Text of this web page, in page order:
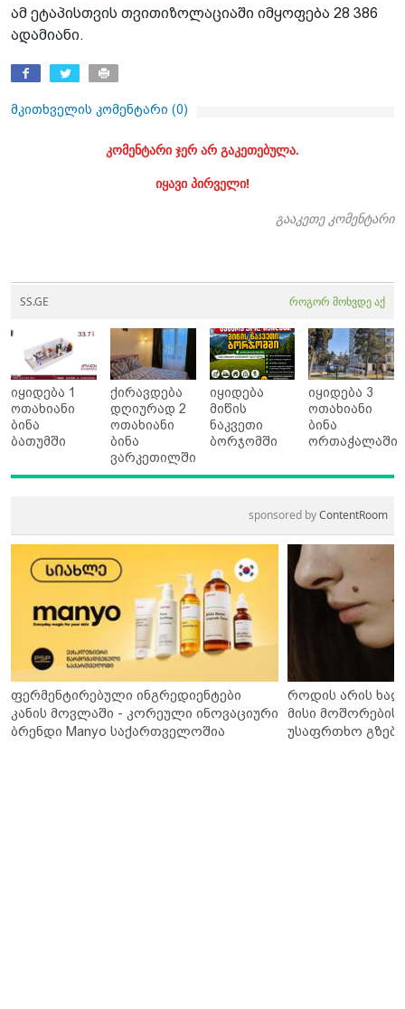
ამ ეტაპისთვის თვითიზოლაციაში იმყოფება 28 386
ადამიანი.
მკითხველის კომენტარი (0)
კომენტარი ჯერ არ გაკეთებულა.
იყავი პირველი!
გააკეთე კომენტარი
SS.GE როგორ მოხვდე აქ
იყიდება 1
ოთახიანი
ბინა
ბათუმში
ქირავდება
დღიურად 2
ოთახიანი
ბინა
ვარკეთილში
იყიდება
მიწის
ნაკვეთი
ბორჯომში
იყიდება 3
ოთახიანი
ბინა
ორთაჭალაში
sponsored byContentRoom
ფერმენტირებული ინგრედიენტები
კანის მოვლაში - კორეული ინოვაციური
ბრენდი Manyo საქართველოშია
როდის არის
მისი მოშორების
უსაფრთხო გზები